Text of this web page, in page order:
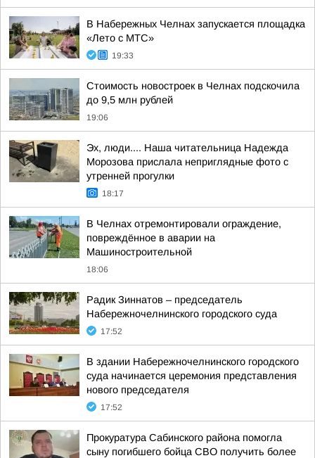
В Набережных Челнах запускается площадка
«Лето с МТС»
19:33
Стоимость новостроек в Челнах подскочила
до 9,5 млн рублей
19:06
Эх, люди.... Наша читательница Надежда
Морозова прислала неприглядные фото с
утренней прогулки
18:17
В Челнах отремонтировали ограждение,
повреждённое в аварии на
Машиностроительной
18:06
Радик Зиннатов – председатель
Набережночелнинского городского суда
17:52
В здании Набережночелнинского городского
суда начинается церемония представления
нового председателя
17:52
Прокуратура Сабинского района помогла
сыну погибшего бойца СВО получить более